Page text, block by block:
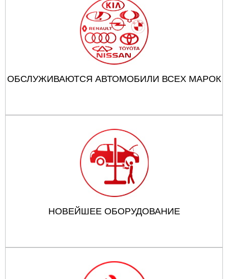
ОБСЛУЖИВАЮТСЯ АВТОМОБИЛИ ВСЕХ МАРОК
НОВЕЙШЕЕ ОБОРУДОВАНИЕ